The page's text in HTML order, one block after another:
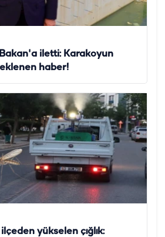
iletti: Karakoyun
haber!
yükselen çığlık: